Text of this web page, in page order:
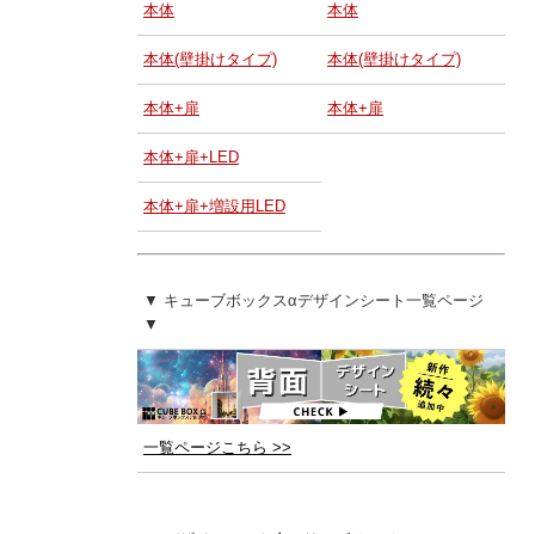
本体 本体
本体(壁掛けタイプ) 本体(壁掛けタイプ)
本体+扉 本体+扉
本体+扉+LED
本体+扉+増設用LED
▼ キューブボックスαデザインシート一覧ページ
▼
一覧ページこちら >>